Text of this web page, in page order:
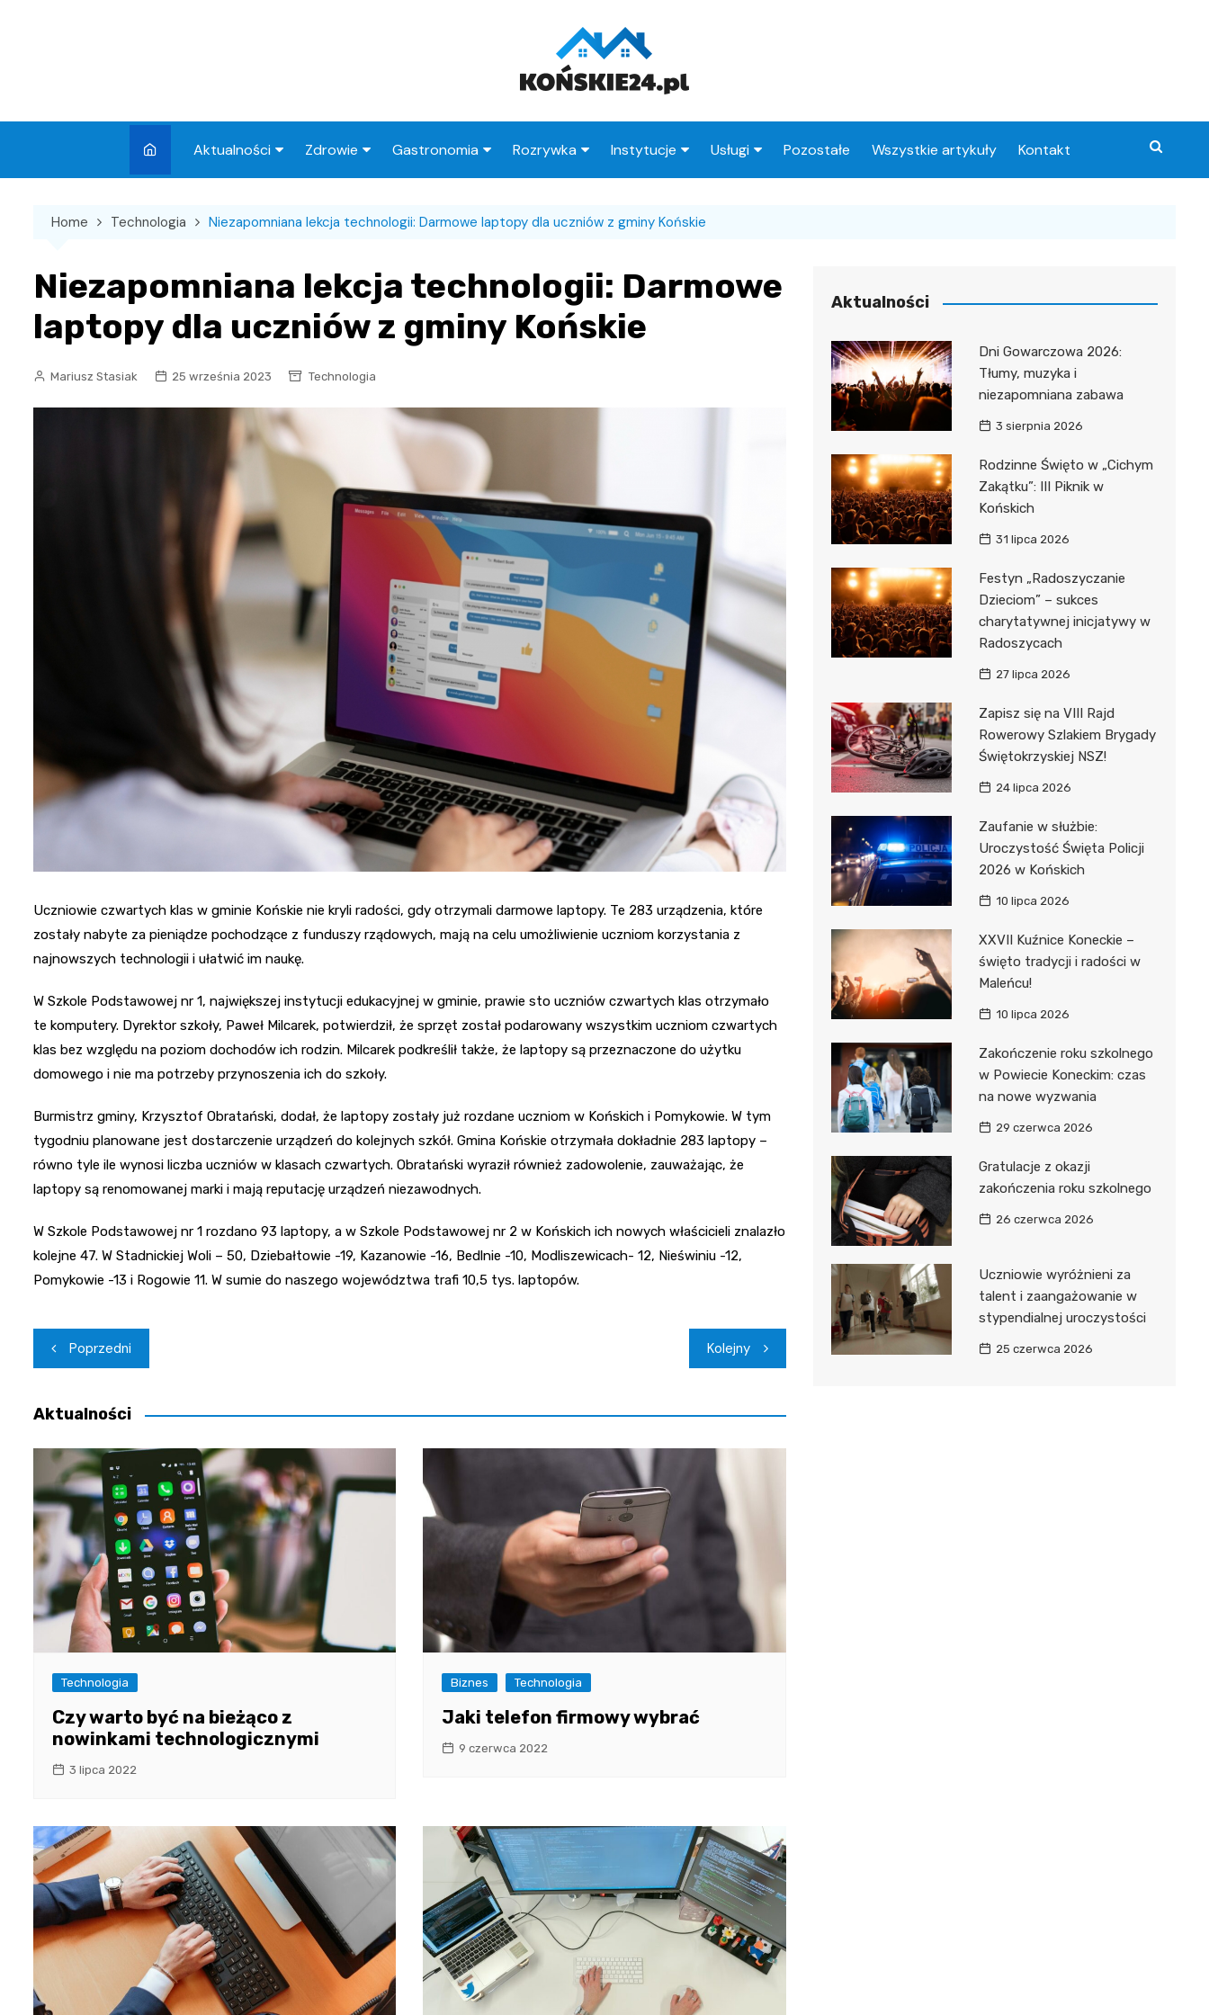
Aktualności
Wydarzenia
Kronika policyjna
Wypadek
Sport
Podróże
Biznes
Zdrowie
Szpital
Sklepy medyczne
Gastronomia
Kawiarnie
Rozrywka
Wesele
Instytucje
Urząd Skarbowy
MOPS
Straż Miejska
Usługi
Radcy prawni
Pozostałe Wszystkie artykuły Kontakt
Home Technologia Niezapomniana lekcja technologii: Darmowe laptopy dla uczniów z gminy Końskie
Niezapomniana lekcja technologii: Darmowe
laptopy dla uczniów z gminy Końskie
Mariusz Stasiak 25 września 2023 Technologia
Uczniowie czwartych klas w gminie Końskie nie kryli radości, gdy otrzymali darmowe laptopy. Te 283 urządzenia, które
zostały nabyte za pieniądze pochodzące z funduszy rządowych, mają na celu umożliwienie uczniom korzystania z
najnowszych technologii i ułatwić im naukę.
W Szkole Podstawowej nr 1, największej instytucji edukacyjnej w gminie, prawie sto uczniów czwartych klas otrzymało
te komputery. Dyrektor szkoły, Paweł Milcarek, potwierdził, że sprzęt został podarowany wszystkim uczniom czwartych
klas bez względu na poziom dochodów ich rodzin. Milcarek podkreślił także, że laptopy są przeznaczone do użytku
domowego i nie ma potrzeby przynoszenia ich do szkoły.
Burmistrz gminy, Krzysztof Obratański, dodał, że laptopy zostały już rozdane uczniom w Końskich i Pomykowie. W tym
tygodniu planowane jest dostarczenie urządzeń do kolejnych szkół. Gmina Końskie otrzymała dokładnie 283 laptopy –
równo tyle ile wynosi liczba uczniów w klasach czwartych. Obratański wyraził również zadowolenie, zauważając, że
laptopy są renomowanej marki i mają reputację urządzeń niezawodnych.
W Szkole Podstawowej nr 1 rozdano 93 laptopy, a w Szkole Podstawowej nr 2 w Końskich ich nowych właścicieli znalazło
kolejne 47. W Stadnickiej Woli – 50, Dziebałtowie -19, Kazanowie -16, Bedlnie -10, Modliszewicach- 12, Nieświniu -12,
Pomykowie -13 i Rogowie 11. W sumie do naszego województwa trafi 10,5 tys. laptopów.
Nawigacja
wpisu
Poprzedni Kolejny
Aktualności
Technologia
Czy warto być na bieżąco z
nowinkami technologicznymi
3 lipca 2022
Biznes Technologia
Jaki telefon firmowy wybrać
9 czerwca 2022
Aktualności
Dni Gowarczowa 2026:
Tłumy, muzyka i
niezapomniana zabawa
3 sierpnia 2026
Rodzinne Święto w „Cichym
Zakątku”: III Piknik w
Końskich
31 lipca 2026
Festyn „Radoszyczanie
Dzieciom” – sukces
charytatywnej inicjatywy w
Radoszycach
27 lipca 2026
Zapisz się na VIII Rajd
Rowerowy Szlakiem Brygady
Świętokrzyskiej NSZ!
24 lipca 2026
Zaufanie w służbie:
Uroczystość Święta Policji
2026 w Końskich
10 lipca 2026
XXVII Kuźnice Koneckie –
święto tradycji i radości w
Maleńcu!
10 lipca 2026
Zakończenie roku szkolnego
w Powiecie Koneckim: czas
na nowe wyzwania
29 czerwca 2026
Gratulacje z okazji
zakończenia roku szkolnego
26 czerwca 2026
Uczniowie wyróżnieni za
talent i zaangażowanie w
stypendialnej uroczystości
25 czerwca 2026